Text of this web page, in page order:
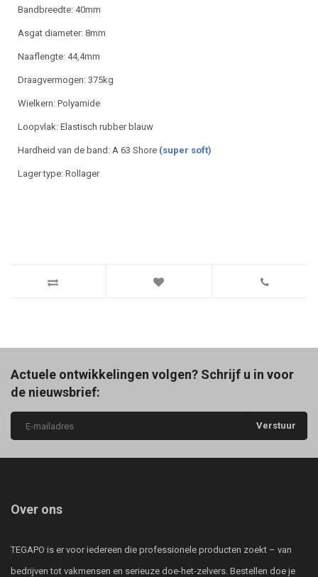
Bandbreedte: 40mm
Asgat diameter: 8mm
Naaflengte: 44,4mm
Draagvermogen: 375kg
Wielkern: Polyamide
Loopvlak: Elastisch rubber blauw
Hardheid van de band: A 63 Shore (super soft)
Lager type: Rollager
Actuele ontwikkelingen volgen? Schrijf u in voor
de nieuwsbrief:
Verstuur
Over ons
TEGAPO is er voor iedereen die professionele producten zoekt – van
bedrijven tot vakmensen en serieuze doe-het-zelvers. Bestellen doe je